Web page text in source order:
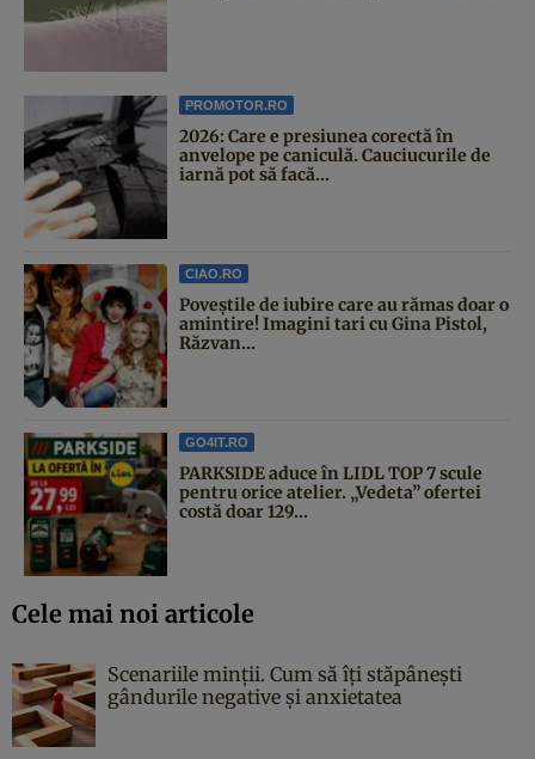
PROMOTOR.RO
2026: Care e presiunea corectă în
anvelope pe caniculă. Cauciucurile de
iarnă pot să facă...
CIAO.RO
Poveştile de iubire care au rămas doar o
amintire! Imagini tari cu Gina Pistol,
Răzvan...
GO4IT.RO
PARKSIDE aduce în LIDL TOP 7 scule
pentru orice atelier. „Vedeta” ofertei
costă doar 129...
Cele mai noi articole
Scenariile minții. Cum să îți stăpânești
gândurile negative și anxietatea